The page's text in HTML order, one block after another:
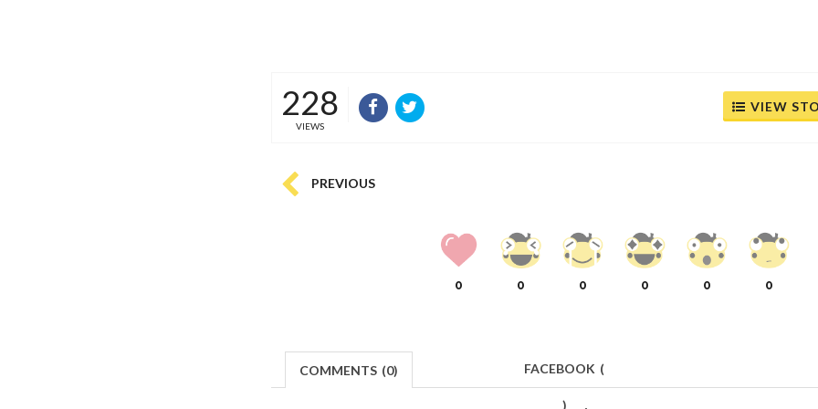
228
VIEWS
VIEW
PREVIOUS
0 0 0 0 0 0
COMMENTS (0) FACEBOOK (
)